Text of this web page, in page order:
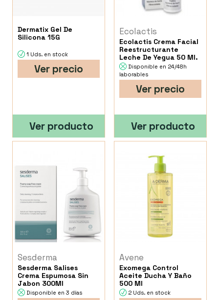
Dermatix Gel De
Silicona 15G
1 Uds. en stock
Ver precio
Ver producto
Ecolactis
Ecolactis Crema Facial
Reestructurante
Leche De Yegua 50 Ml.
Disponible en 24/48h
laborables
Ver precio
Ver producto
Sesderma
Sesderma Salises
Crema Espumosa Sin
Jabon 300Ml
Disponible en 3 días
Avene
Exomega Control
Aceite Ducha Y Baño
500 Ml
2 Uds. en stock